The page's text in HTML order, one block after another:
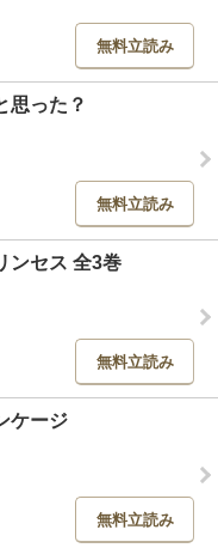
無料立読み
思った？
無料立読み
ンセス 全3巻
無料立読み
ケージ
無料立読み